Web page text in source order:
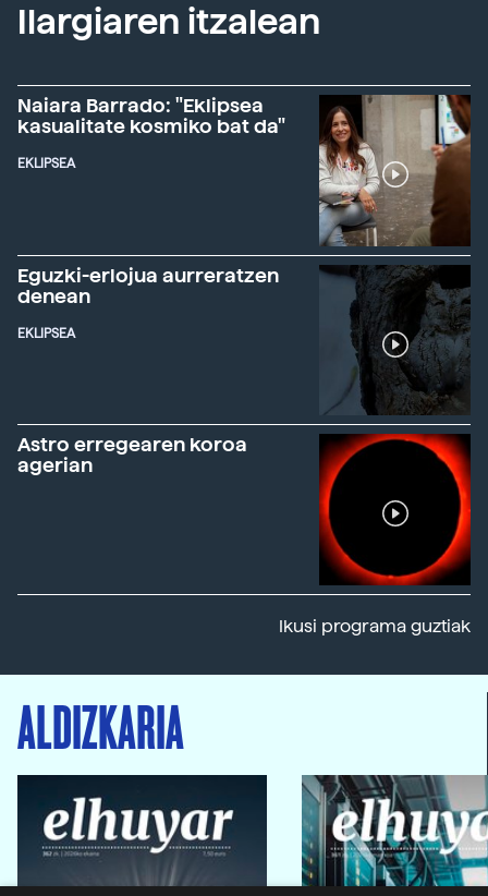
Ilargiaren itzalean
Naiara Barrado: "Eklipsea
kasualitate kosmiko bat da"
EKLIPSEA
Eguzki-erlojua aurreratzen
denean
EKLIPSEA
Astro erregearen koroa
agerian
Ikusi programa guztiak
ALDIZKARIA